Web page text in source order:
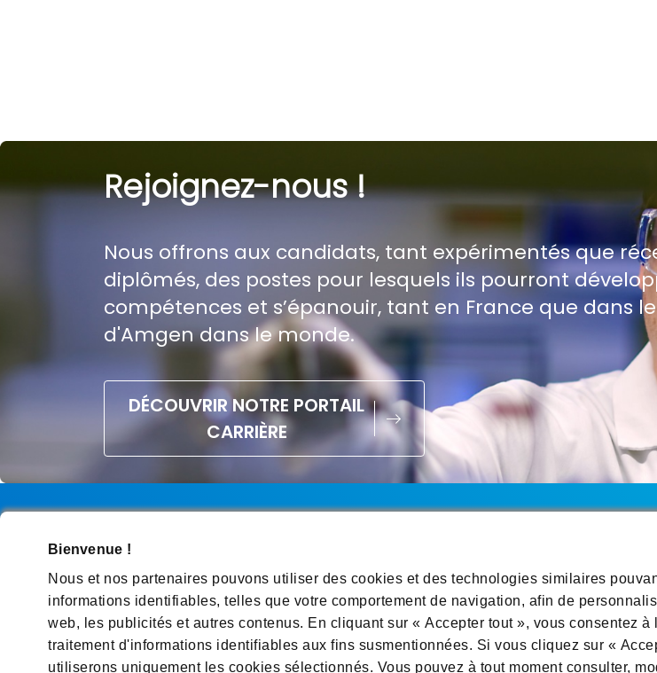
Bienvenue !
Nous et nos partenaires pouvons utiliser des cookies et des technologies similaires
informations identifiables, telles que votre comportement de navigation, afin de
web, les publicités et autres contenus. En cliquant sur « Accepter tout », vous consentez
traitement d'informations identifiables aux fins susmentionnées. Si vous cliquez sur «
utiliserons uniquement les cookies sélectionnés. Vous pouvez à tout moment consulter,
Rejoignez-nous !
Nous offrons aux candidats, tant expérimentés que
diplômés, des postes pour lesquels ils pourront
compétences et s’épanouir, tant en France que dans
d'Amgen dans le monde.
DÉCOUVRIR NOTRE PORTAIL
CARRIÈRE
Nous contacter Politique de protection des donnéesInformations légales
Préférences en matière de cookiesSitemap
Rejoignez-nous sur les réseaux